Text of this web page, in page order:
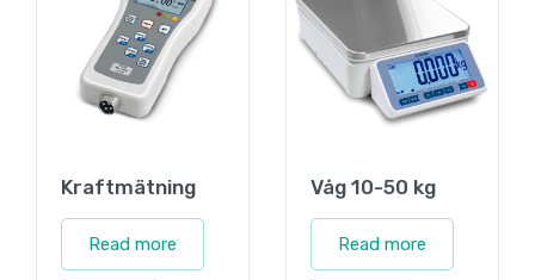
Kraftmätning
Read more
Våg 10-50 kg
Read more